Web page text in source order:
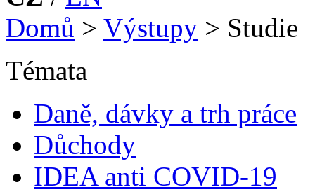
Domů > Výstupy > Studie
Témata
Daně, dávky a trh práce
Důchody
IDEA anti COVID-19